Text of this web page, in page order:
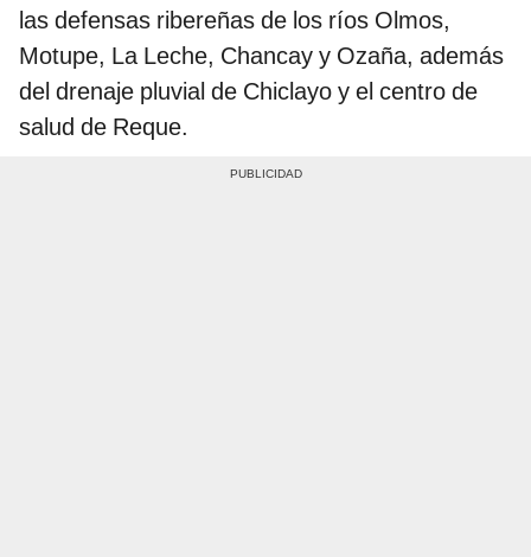
las defensas ribereñas de los ríos Olmos,
Motupe, La Leche, Chancay y Ozaña, además
del drenaje pluvial de Chiclayo y el centro de
salud de Reque.